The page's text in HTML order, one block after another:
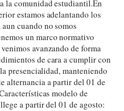
la comunidad estudiantil.En
estamos adelantando los
cuando no somos
un marco normativo
avanzando de forma
de cara a cumplir con
presencialidad, manteniendo
alternancia a partir del 01 de
modelo de
a partir del 01 de agosto: